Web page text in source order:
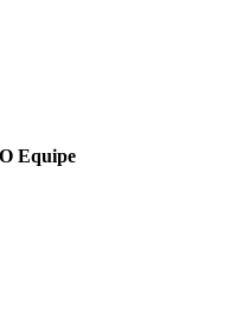
Equipe